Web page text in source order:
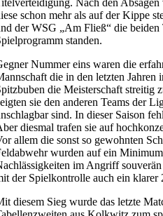
Nach den
schon mehr als auf der Kippe
der WSG „Am Fließ“ die beiden
standen.
Nummer eins waren die
die in den letzten Jahren
die Meisterschaft streitig
sie den anderen Teams der
sind. In dieser Saison
diesmal trafen sie auf
allem die sonst so gewohnten
wurden auf ein
im Angriff
der Spielkontrolle auch ein
diesem Sieg wurde das letzte